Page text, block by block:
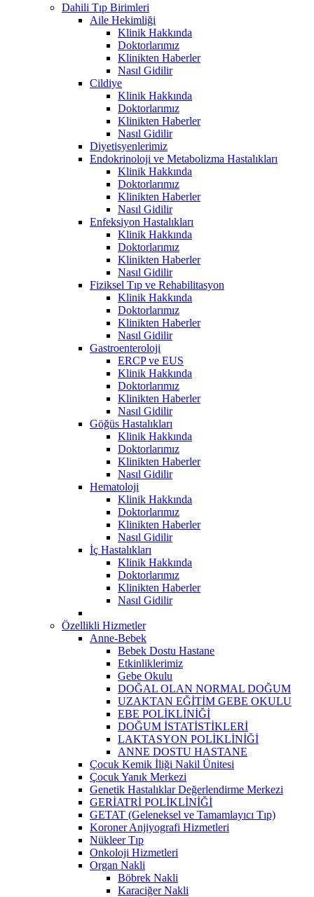
Dahili Tıp Birimleri
Aile Hekimliği
Klinik Hakkında
Doktorlarımız
Klinikten Haberler
Nasıl Gidilir
Cildiye
Klinik Hakkında
Doktorlarımız
Klinikten Haberler
Nasıl Gidilir
Diyetisyenlerimiz
Endokrinoloji ve Metabolizma Hastalıkları
Klinik Hakkında
Doktorlarımız
Klinikten Haberler
Nasıl Gidilir
Enfeksiyon Hastalıkları
Klinik Hakkında
Doktorlarımız
Klinikten Haberler
Nasıl Gidilir
Fiziksel Tıp ve Rehabilitasyon
Klinik Hakkında
Doktorlarımız
Klinikten Haberler
Nasıl Gidilir
Gastroenteroloji
ERCP ve EUS
Klinik Hakkında
Doktorlarımız
Klinikten Haberler
Nasıl Gidilir
Göğüs Hastalıkları
Klinik Hakkında
Doktorlarımız
Klinikten Haberler
Nasıl Gidilir
Hematoloji
Klinik Hakkında
Doktorlarımız
Klinikten Haberler
Nasıl Gidilir
İç Hastalıkları
Klinik Hakkında
Doktorlarımız
Klinikten Haberler
Nasıl Gidilir
Özellikli Hizmetler
Anne-Bebek
Bebek Dostu Hastane
Etkinliklerimiz
Gebe Okulu
DOĞAL OLAN NORMAL DOĞUM
UZAKTAN EĞİTİM GEBE OKULU
EBE POLİKLİNİĞİ
DOĞUM İSTATİSTİKLERİ
LAKTASYON POLİKLİNİĞİ
ANNE DOSTU HASTANE
Çocuk Kemik İliği Nakil Ünitesi
Çocuk Yanık Merkezi
Genetik Hastalıklar Değerlendirme Merkezi
GERİATRİ POLİKLİNİĞİ
GETAT (Geleneksel ve Tamamlayıcı Tıp)
Koroner Anjiyografi Hizmetleri
Nükleer Tıp
Onkoloji Hizmetleri
Organ Nakli
Böbrek Nakli
Karaciğer Nakli